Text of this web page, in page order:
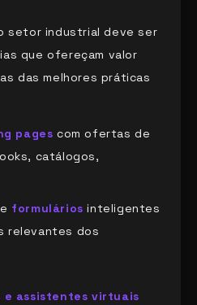
setor industrial deve ser
que ofereçam valor
das melhores práticas
pages com ofertas de
catálogos,
formulários inteligentes
relevantes dos
e assistentes virtuais